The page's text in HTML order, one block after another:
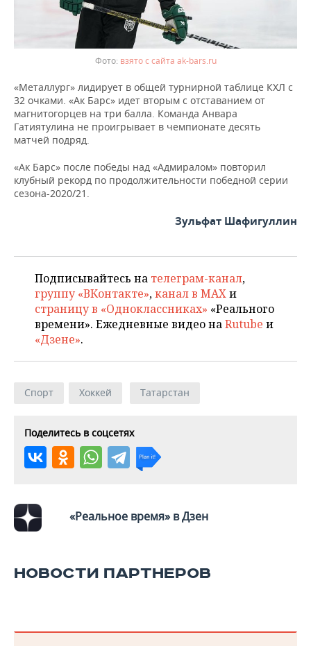
взято с сайта ak-bars.ru
«Металлург» лидирует в общей турнирной таблице КХЛ с
32 очками. «Ак Барс» идет вторым с отставанием от
магнитогорцев на три балла. Команда Анвара
Гатиятулина не проигрывает в чемпионате десять
матчей подряд.
«Ак Барс» после победы над «Адмиралом» повторил
клубный рекорд по продолжительности победной серии
сезона-2020/21.
Зульфат Шафигуллин
Подписывайтесь на телеграм-канал,
группу «ВКонтакте»,канал в MAXи
страницу в «Одноклассниках» «Реального
времени». Ежедневные видео наRutube и
«Дзене».
Спорт Хоккей Татарстан
Поделитесь в соцсетях
«Реальное время» в Дзен
НОВОСТИ ПАРТНЕРОВ